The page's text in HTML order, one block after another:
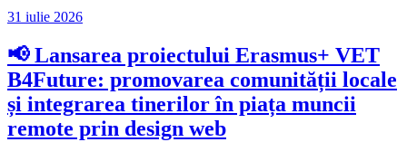
31 iulie 2026
📢 Lansarea proiectului Erasmus+ VET
B4Future: promovarea comunității locale
și integrarea tinerilor în piața muncii
remote prin design web